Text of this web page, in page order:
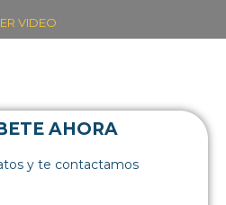
VIDEO
AHORA
y te contactamos